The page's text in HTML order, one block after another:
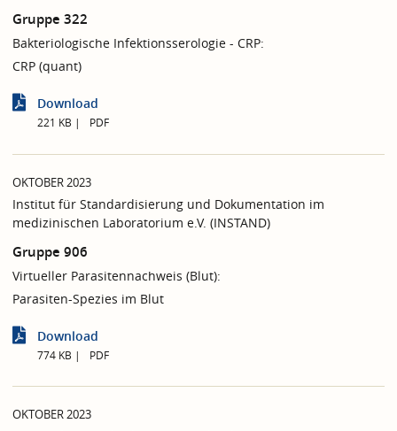
Gruppe 322
Bakteriologische Infektionsserologie - CRP:
CRP (quant)
Download
221 KB PDF
OKTOBER 2023
Institut für Standardisierung und Dokumentation im
medizinischen Laboratorium e.V. (INSTAND)
Gruppe 906
Virtueller Parasitennachweis (Blut):
Parasiten-Spezies im Blut
Download
774 KB PDF
OKTOBER 2023